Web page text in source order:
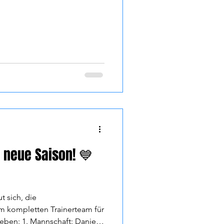
Saison! 💙
sich, die
kompletten Trainerteam für
1. Mannschaft: Daniel